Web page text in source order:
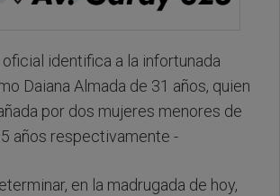
identifica a la infortunada
Daiana Almada de 31 años, quien
por dos mujeres menores de
años respectivamente -
en la madrugada de hoy,